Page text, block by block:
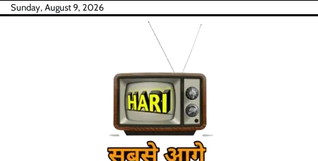
SkipSunday, August 9, 2026